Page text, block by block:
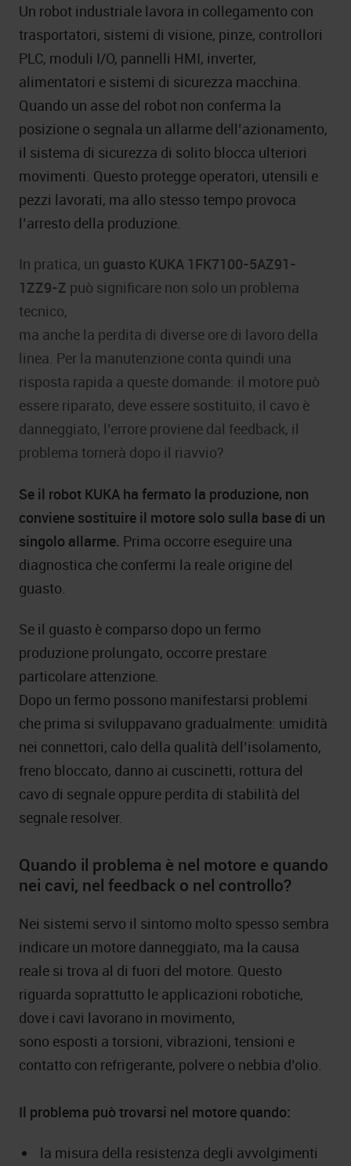
Un robot industriale lavora in collegamento con
trasportatori, sistemi di visione, pinze, controllori
PLC, moduli I/O, pannelli HMI, inverter,
alimentatori e sistemi di sicurezza macchina.
Quando un asse del robot non conferma la
posizione o segnala un allarme dell’azionamento,
il sistema di sicurezza di solito blocca ulteriori
movimenti. Questo protegge operatori, utensili e
pezzi lavorati, ma allo stesso tempo provoca
l’arresto della produzione.
In pratica, un guasto KUKA 1FK7100-5AZ91-
1ZZ9-Z può significare non solo un problema
tecnico,
ma anche la perdita di diverse ore di lavoro della
linea. Per la manutenzione conta quindi una
risposta rapida a queste domande: il motore può
essere riparato, deve essere sostituito, il cavo è
danneggiato, l’errore proviene dal feedback, il
problema tornerà dopo il riavvio?
Se il robot KUKA ha fermato la produzione, non
conviene sostituire il motore solo sulla base di un
singolo allarme. Prima occorre eseguire una
diagnostica che confermi la reale origine del
guasto.
Se il guasto è comparso dopo un fermo
produzione prolungato, occorre prestare
particolare attenzione.
Dopo un fermo possono manifestarsi problemi
che prima si sviluppavano gradualmente: umidità
nei connettori, calo della qualità dell’isolamento,
freno bloccato, danno ai cuscinetti, rottura del
cavo di segnale oppure perdita di stabilità del
segnale resolver.
Quando il problema è nel motore e quando
nei cavi, nel feedback o nel controllo?
Nei sistemi servo il sintomo molto spesso sembra
indicare un motore danneggiato, ma la causa
reale si trova al di fuori del motore. Questo
riguarda soprattutto le applicazioni robotiche,
dove i cavi lavorano in movimento,
sono esposti a torsioni, vibrazioni, tensioni e
contatto con refrigerante, polvere o nebbia d’olio.
Il problema può trovarsi nel motore quando:
la misura della resistenza degli avvolgimenti